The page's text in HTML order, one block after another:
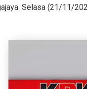
Selasa (21/11/